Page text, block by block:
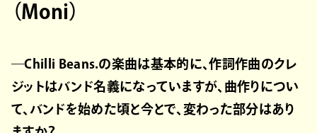
（Moni）
―Chilli Beans.の楽曲は基本的に、作詞作曲のクレ
ジットはバンド名義になっていますが、曲作りについ
て、バンドを始めた頃と今とで、変わった部分はあり